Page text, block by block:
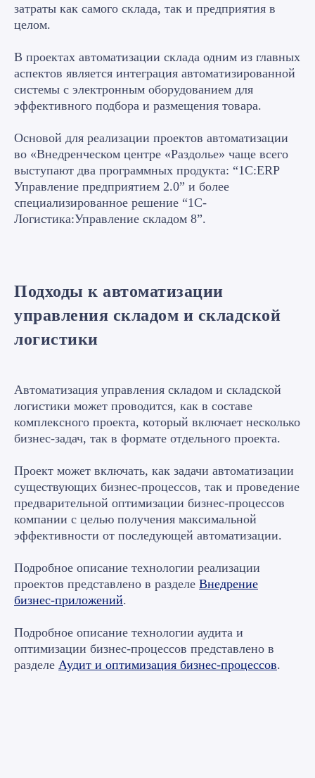
затраты как самого склада, так и предприятия в
целом.
В проектах автоматизации склада одним из главных
аспектов является интеграция автоматизированной
системы с электронным оборудованием для
эффективного подбора и размещения товара.
Основой для реализации проектов автоматизации
во «Внедренческом центре «Раздолье» чаще всего
выступают два программных продукта: “1С:ERP
Управление предприятием 2.0” и более
специализированное решение “1С-
Логистика:Управление складом 8”.
Подходы к автоматизации
управления складом и складской
логистики
Автоматизация управления складом и складской
логистики может проводится, как в составе
комплексного проекта, который включает несколько
бизнес-задач, так в формате отдельного проекта.
Проект может включать, как задачи автоматизации
существующих бизнес-процессов, так и проведение
предварительной оптимизации бизнес-процессов
компании с целью получения максимальной
эффективности от последующей автоматизации.
Подробное описание технологии реализации
проектов представлено в разделе Внедрение
бизнес-приложений.
Подробное описание технологии аудита и
оптимизации бизнес-процессов представлено в
разделе Аудит и оптимизация бизнес-процессов.
Читайте статьи от
наших экспертов
Наши эксперты
Какая услуга вам нужна?
Оставьте заявку на
бесплатную
консультацию
решение